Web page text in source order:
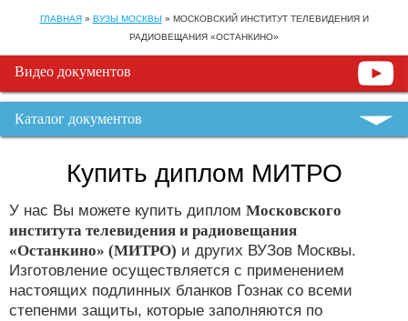
ГЛАВНАЯ» ВУЗЫ МОСКВЫ » МОСКОВСКИЙ ИНСТИТУТ ТЕЛЕВИДЕНИЯ И
РАДИОВЕЩАНИЯ «ОСТАНКИНО»
Видео документов
Каталог документов
Купить диплом МИТРО
У нас Вы можете купить диплом Московского
института телевидения и радиовещания
«Останкино» (МИТРО) и других ВУЗов Москвы.
Изготовление осуществляется с применением
настоящих подлинных бланков Гознак со всеми
степенми защиты, которые заполняются по